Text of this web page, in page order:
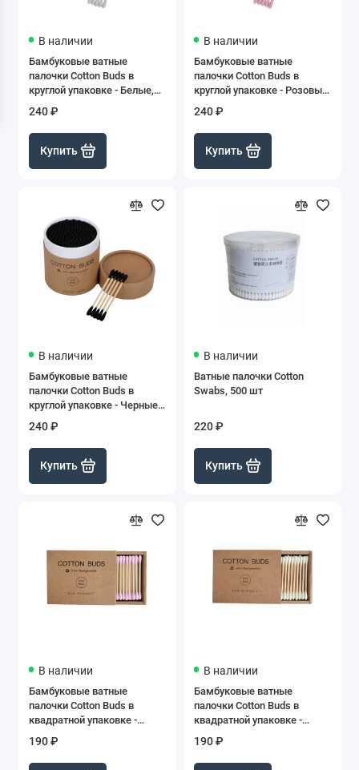
В наличии
Бамбуковые ватные
палочки Cotton Buds в
круглой упаковке - Белые,
240 ₽
Купить
В наличии
Бамбуковые ватные
палочки Cotton Buds в
круглой упаковке - Розовые,
240 ₽
Купить
В наличии
Бамбуковые ватные
палочки Cotton Buds в
круглой упаковке - Черные,
240 ₽
Купить
В наличии
Ватные палочки Cotton
Swabs, 500 шт
220 ₽
Купить
В наличии
Бамбуковые ватные
палочки Cotton Buds в
квадратной упаковке -
190 ₽
В наличии
Бамбуковые ватные
палочки Cotton Buds в
квадратной упаковке -
190 ₽